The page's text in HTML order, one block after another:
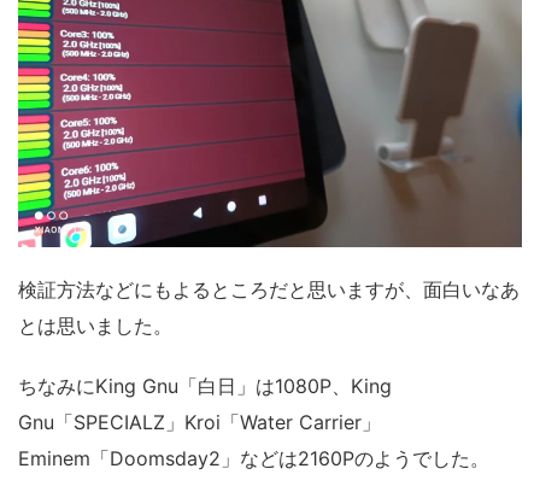
検証方法などにもよるところだと思いますが、面白いなあ
とは思いました。
ちなみにKing Gnu「白日」は1080P、King
Gnu「SPECIALZ」Kroi「Water Carrier」
Eminem「Doomsday2」などは2160Pのようでした。